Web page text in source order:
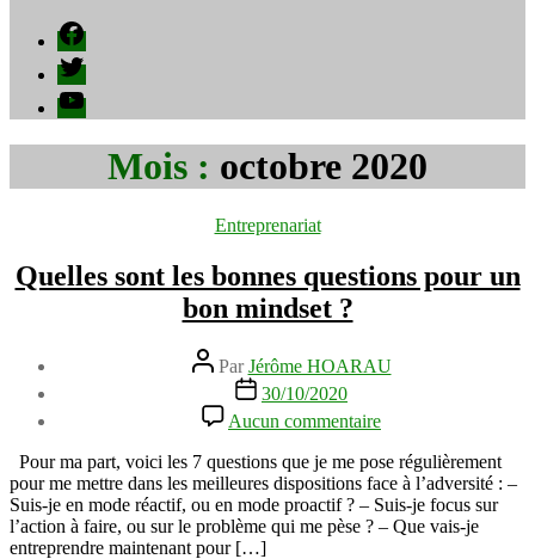
Facebook
Twitter
YouTube
Mois : octobre 2020
Catégories
Entreprenariat
Quelles sont les bonnes questions pour un
bon mindset ?
Auteur
de
l’article
ParJérôme HOARAU
Date
l’article
30/10/2020
Aucun commentaire
Quelles
sont
les
bonnes
questions
Pour ma part, voici les 7 questions que je me pose régulièrement
pour me mettre dans les meilleures dispositions face à l’adversité : –
Suis-je en mode réactif, ou en mode proactif ? – Suis-je focus sur
l’action à faire, ou sur le problème qui me pèse ? – Que vais-je
entreprendre maintenant pour […]